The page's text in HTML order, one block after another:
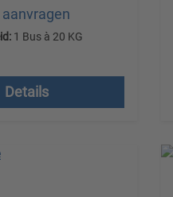
1 Bus à 20 KG
Details